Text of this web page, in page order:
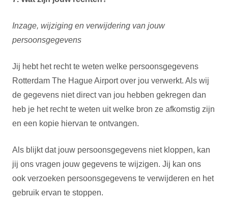
Inzage, wijziging en verwijdering van jouw
persoonsgegevens
Jij hebt het recht te weten welke persoonsgegevens
Rotterdam The Hague Airport over jou verwerkt. Als wij
de gegevens niet direct van jou hebben gekregen dan
heb je het recht te weten uit welke bron ze afkomstig zijn
en een kopie hiervan te ontvangen.
Als blijkt dat jouw persoonsgegevens niet kloppen, kan
jij ons vragen jouw gegevens te wijzigen. Jij kan ons
ook verzoeken persoonsgegevens te verwijderen en het
gebruik ervan te stoppen.